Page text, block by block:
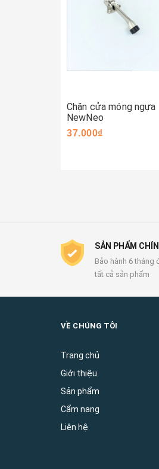
Chặn cửa móng ngựa
NewNeo
37.000₫
SẢN PHẨM
Bảo hành 6 tháng
tất cả sản phẩm
VỀ CHÚNG TÔI
Trang chủ
Giới thiệu
Sản phẩm
Cẩm nang
Liên hệ